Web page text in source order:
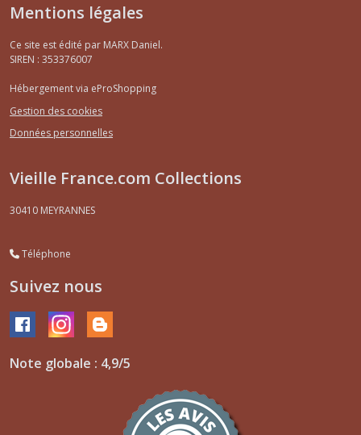
Mentions légales
Ce site est édité par MARX Daniel.
SIREN : 353376007
Hébergement via eProShopping
Gestion des cookies
Données personnelles
Vieille France.com Collections
30410 MEYRANNES
Téléphone
Suivez nous
Note globale : 4,9/5